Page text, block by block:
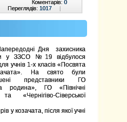
Коментарів: 0
Переглядів: 1017 |
Дня захисника
у ЗЗСО №19 відбулося
учнів 1-х класів «Посвята
На свято були
представники ГО
родина», ГО «Північні
та «Чернігіво-Сіверської
у козачата, після якої учні